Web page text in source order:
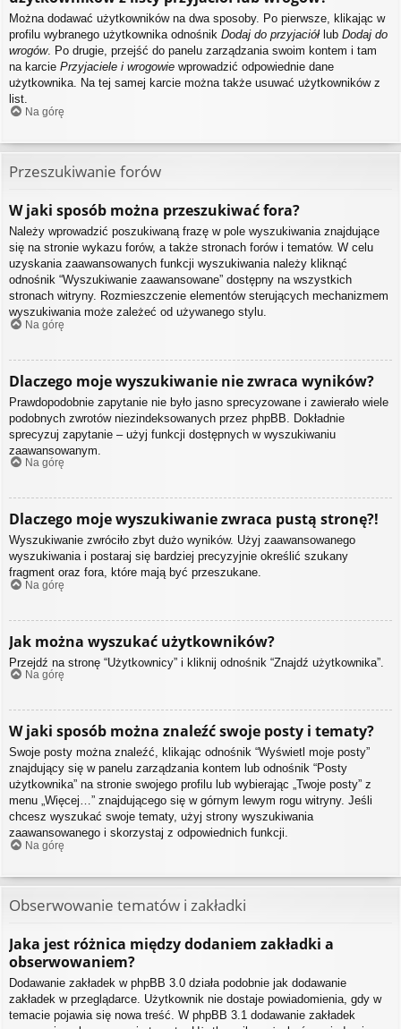
Można dodawać użytkowników na dwa sposoby. Po pierwsze, klikając w
profilu wybranego użytkownika odnośnik Dodaj do przyjaciółlub Dodaj do
wrogów. Po drugie, przejść do panelu zarządzania swoim kontem i tam
na karcie Przyjaciele i wrogowie wprowadzić odpowiednie dane
użytkownika. Na tej samej karcie można także usuwać użytkowników z
list.
Na górę
Przeszukiwanie forów
W jaki sposób można przeszukiwać fora?
Należy wprowadzić poszukiwaną frazę w pole wyszukiwania znajdujące
się na stronie wykazu forów, a także stronach forów i tematów. W celu
uzyskania zaawansowanych funkcji wyszukiwania należy kliknąć
odnośnik “Wyszukiwanie zaawansowane” dostępny na wszystkich
stronach witryny. Rozmieszczenie elementów sterujących mechanizmem
wyszukiwania może zależeć od używanego stylu.
Na górę
Dlaczego moje wyszukiwanie nie zwraca wyników?
Prawdopodobnie zapytanie nie było jasno sprecyzowane i zawierało wiele
podobnych zwrotów niezindeksowanych przez phpBB. Dokładnie
sprecyzuj zapytanie – użyj funkcji dostępnych w wyszukiwaniu
zaawansowanym.
Na górę
Dlaczego moje wyszukiwanie zwraca pustą stronę?!
Wyszukiwanie zwróciło zbyt dużo wyników. Użyj zaawansowanego
wyszukiwania i postaraj się bardziej precyzyjnie określić szukany
fragment oraz fora, które mają być przeszukane.
Na górę
Jak można wyszukać użytkowników?
Przejdź na stronę “Użytkownicy” i kliknij odnośnik “Znajdź użytkownika”.
Na górę
W jaki sposób można znaleźć swoje posty i tematy?
Swoje posty można znaleźć, klikając odnośnik “Wyświetl moje posty”
znajdujący się w panelu zarządzania kontem lub odnośnik “Posty
użytkownika” na stronie swojego profilu lub wybierając „Twoje posty” z
menu „Więcej…” znajdującego się w górnym lewym rogu witryny. Jeśli
chcesz wyszukać swoje tematy, użyj strony wyszukiwania
zaawansowanego i skorzystaj z odpowiednich funkcji.
Na górę
Obserwowanie tematów i zakładki
Jaka jest różnica między dodaniem zakładki a
obserwowaniem?
Dodawanie zakładek w phpBB 3.0 działa podobnie jak dodawanie
zakładek w przeglądarce. Użytkownik nie dostaje powiadomienia, gdy w
temacie pojawia się nowa treść. W phpBB 3.1 dodawanie zakładek